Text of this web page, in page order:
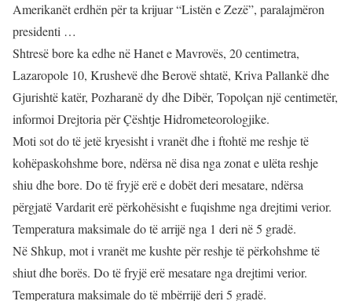
Amerikanët erdhën për ta krijuar “Listën e Zezë”, paralajmëron
presidenti …
Shtresë bore ka edhe në Hanet e Mavrovës, 20 centimetra,
Lazaropole 10, Krushevë dhe Berovë shtatë, Kriva Pallankë dhe
Gjurishtë katër, Pozharanë dy dhe Dibër, Topolçan një centimetër,
informoi Drejtoria për Çështje Hidrometeorologjike.
Moti sot do të jetë kryesisht i vranët dhe i ftohtë me reshje të
kohëpaskohshme bore, ndërsa në disa nga zonat e ulëta reshje
shiu dhe bore. Do të fryjë erë e dobët deri mesatare, ndërsa
përgjatë Vardarit erë përkohësisht e fuqishme nga drejtimi verior.
Temperatura maksimale do të arrijë nga 1 deri në 5 gradë.
Në Shkup, mot i vranët me kushte për reshje të përkohshme të
shiut dhe borës. Do të fryjë erë mesatare nga drejtimi verior.
Temperatura maksimale do të mbërrijë deri 5 gradë.